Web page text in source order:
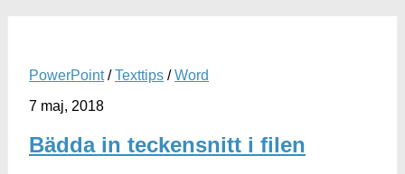
PowerPoint/Texttips /Word
7 maj, 2018
Bädda in teckensnitt i filen